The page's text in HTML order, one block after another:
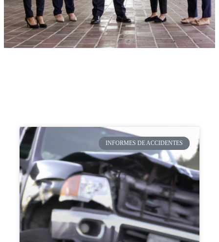
INFORMES DE ACCIDENTES